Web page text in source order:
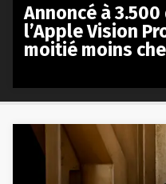
Annoncé à
l’Apple Vision
moitié moins